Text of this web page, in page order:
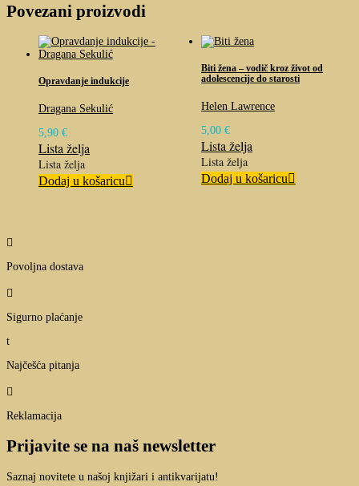
Povezani proizvodi
Opravdanje indukcije
Dragana Sekulić
5,90 €
Lista želja
Lista želja
Dodaj u košaricu
Biti žena – vodič kroz život od
adolescencije do starosti
Helen Lawrence
5,00€
Lista želja
Lista želja
Dodaj u košaricu

Povoljna dostava

Sigurno plaćanje
t
Najčešća pitanja

Reklamacija
Prijavite se na naš newsletter
Saznaj novitete u našoj knjižari i antikvarijatu!